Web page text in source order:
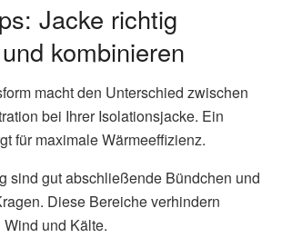
Jacke richtig
kombinieren
macht den Unterschied zwischen
bei Ihrer Isolationsjacke. Ein
für maximale Wärmeeffizienz.
sind gut abschließende Bündchen und
Diese Bereiche verhindern
und Kälte.